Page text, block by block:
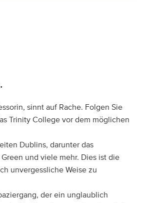
sinnt auf Rache. Folgen Sie
Trinity College vor dem möglichen
Dublins, darunter das
und viele mehr. Dies ist die
unvergessliche Weise zu
der ein unglaublich